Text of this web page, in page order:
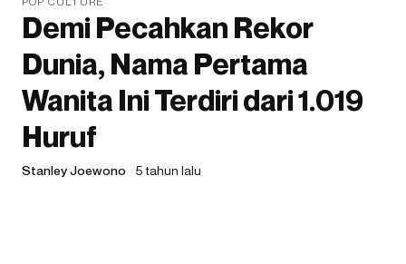
Demi Pecahkan Rekor
Dunia, Nama Pertama
Wanita Ini Terdiri dari 1.019
Huruf
Stanley Joewono 5 tahun lalu